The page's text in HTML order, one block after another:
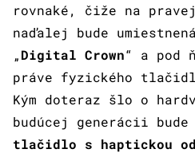
rovnaké, čiže na
naďalej bude
„Digital Crown“ a pod
práve fyzického
Kým doteraz šlo o
budúcej generácii bude
tlačidlo s haptickou